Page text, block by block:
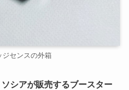
ジセンスの外箱
ソシアが販売するブースター